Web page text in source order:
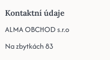
Kontaktní údaje
ALMA OBCHOD s.r.o
Na zbytkách 83